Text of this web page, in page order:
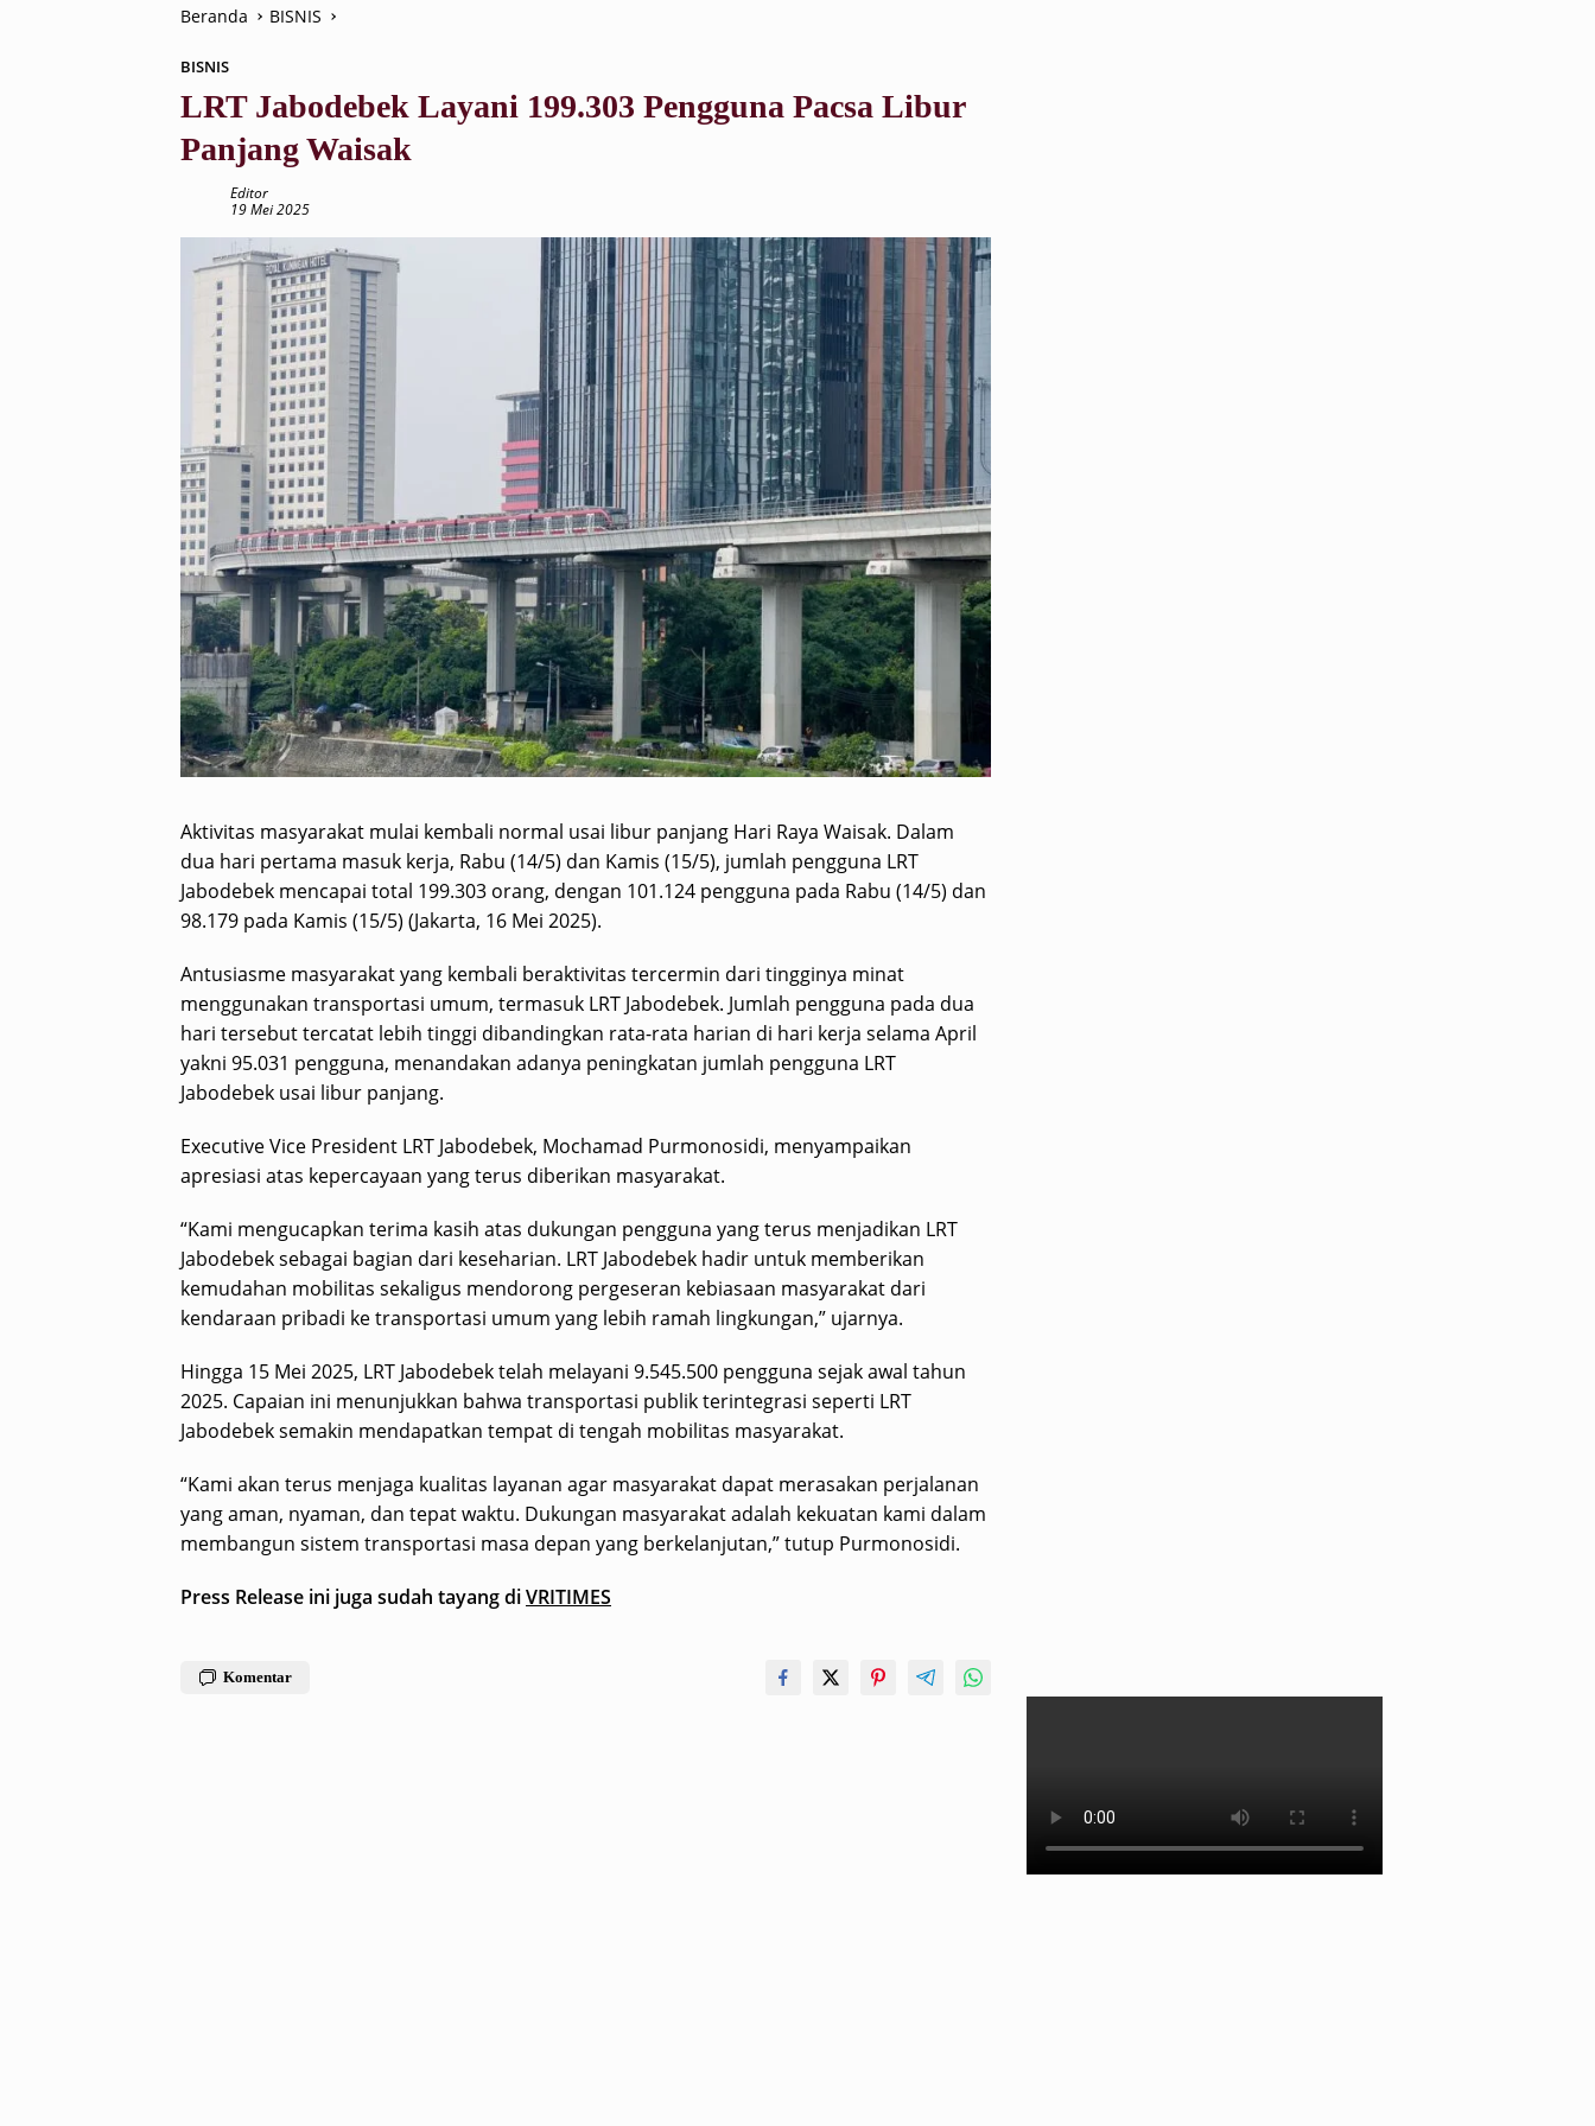
Beranda BISNIS
BISNIS
LRT Jabodebek Layani 199.303 Pengguna Pacsa Libur
Panjang Waisak
Editor
19 Mei 2025
Aktivitas masyarakat mulai kembali normal usai libur panjang Hari Raya Waisak. Dalam
dua hari pertama masuk kerja, Rabu (14/5) dan Kamis (15/5), jumlah pengguna LRT
Jabodebek mencapai total 199.303 orang, dengan 101.124 pengguna pada Rabu (14/5) dan
98.179 pada Kamis (15/5) (Jakarta, 16 Mei 2025).
Antusiasme masyarakat yang kembali beraktivitas tercermin dari tingginya minat
menggunakan transportasi umum, termasuk LRT Jabodebek. Jumlah pengguna pada dua
hari tersebut tercatat lebih tinggi dibandingkan rata-rata harian di hari kerja selama April
yakni 95.031 pengguna, menandakan adanya peningkatan jumlah pengguna LRT
Jabodebek usai libur panjang.
Executive Vice President LRT Jabodebek, Mochamad Purmonosidi, menyampaikan
apresiasi atas kepercayaan yang terus diberikan masyarakat.
“Kami mengucapkan terima kasih atas dukungan pengguna yang terus menjadikan LRT
Jabodebek sebagai bagian dari keseharian. LRT Jabodebek hadir untuk memberikan
kemudahan mobilitas sekaligus mendorong pergeseran kebiasaan masyarakat dari
kendaraan pribadi ke transportasi umum yang lebih ramah lingkungan,” ujarnya.
Hingga 15 Mei 2025, LRT Jabodebek telah melayani 9.545.500 pengguna sejak awal tahun
2025. Capaian ini menunjukkan bahwa transportasi publik terintegrasi seperti LRT
Jabodebek semakin mendapatkan tempat di tengah mobilitas masyarakat.
“Kami akan terus menjaga kualitas layanan agar masyarakat dapat merasakan perjalanan
yang aman, nyaman, dan tepat waktu. Dukungan masyarakat adalah kekuatan kami dalam
membangun sistem transportasi masa depan yang berkelanjutan,” tutup Purmonosidi.
Press Release ini juga sudah tayang diVRITIMES
Komentar